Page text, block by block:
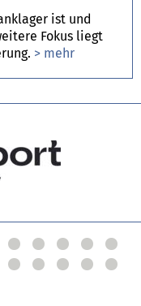
ist und
Fokus liegt
> mehr